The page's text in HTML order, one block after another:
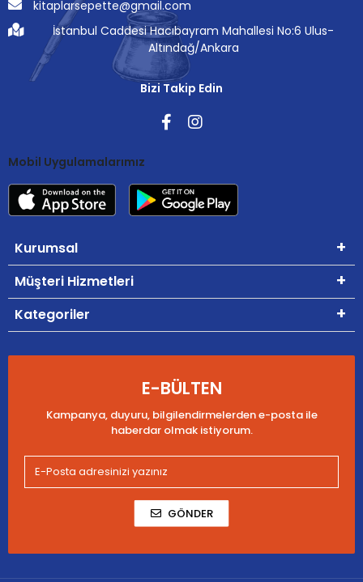
kitaplarsepette@gmail.com
İstanbul Caddesi Hacıbayram Mahallesi No:6 Ulus-
Altındağ/Ankara
Bizi Takip Edin
Mobil Uygulamalarımız
Kurumsal
Müşteri Hizmetleri
Kategoriler
E-BÜLTEN
Kampanya, duyuru, bilgilendirmelerden e-posta ile
haberdar olmak istiyorum.
GÖNDER